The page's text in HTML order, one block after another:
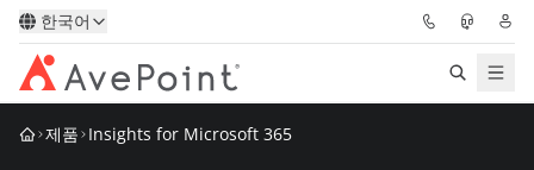
한국어
솔루션
제품 Insights for Microsoft 365